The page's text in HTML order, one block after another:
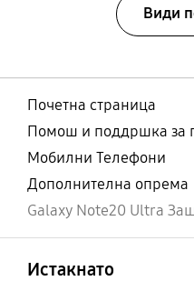
Види
Почетна страница
Помош и поддршка за
Мобилни Телефони
Дополнителна опрема
Galaxy Note20 Ultra
Истакнато